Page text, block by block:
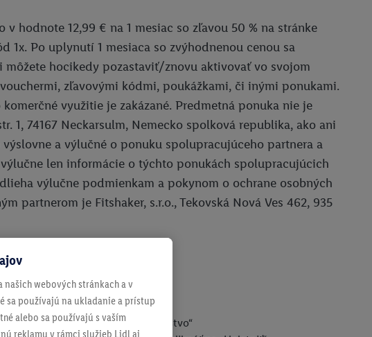
hodnote 12,99 € na 1 mesiac so zľavou 50 % na stránke
1x. Po uplynutí 1 mesiaca so zvýhodnenou cenou sa
hocikedy pozastaviť/znovu aktivovať vo svojom
zľavovými kódmi, poukážkami, či inými ponukami.
využitie je zakázané. Predmetná ponuka nie je
1, 74167 Neckarsulm, Nemecko spolková republika, ako ani
a výlučné o ponuku spolupracujúceho partnera a
len informácie o týchto ponukách spolupracujúcich
výlučne podmienkam a pokynom o ochrane osobných
partnerom je Fitshaker, s.r.o., Tekovská Nová Ves 462, 935
najprv zaregistruj).
profile klikni na „Vybrať členstvo“
našich webových stránkach a v
používajú na ukladanie a prístup
alebo sa používajú s vaším
reklamu v rámci služieb Lidl aj